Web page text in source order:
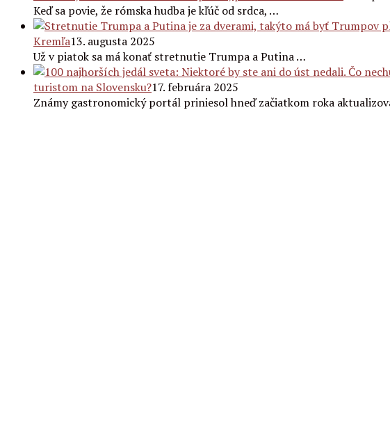
Keď sa povie, že rómska hudba je kľúč od srdca, …
Kremľa13. augusta 2025
Už v piatok sa má konať stretnutie Trumpa a Putina …
turistom na Slovensku?17. februára 2025
Známy gastronomický portál priniesol hneď začiatkom roka